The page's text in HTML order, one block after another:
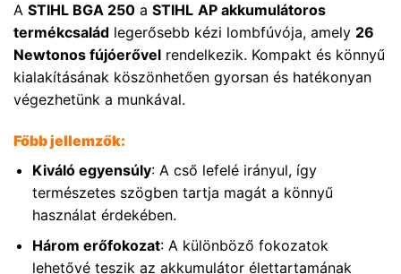
A STIHL BGA 250 a STIHL AP akkumulátoros
termékcsalád legerősebb kézi lombfúvója, amely 26
Newtonos fújóerővel rendelkezik. Kompakt és könnyű
kialakításának köszönhetően gyorsan és hatékonyan
végezhetünk a munkával.
Főbb jellemzők:
Kiváló egyensúly: A cső lefelé irányul, így
természetes szögben tartja magát a könnyű
használat érdekében.
Három erőfokozat: A különböző fokozatok
lehetővé teszik az akkumulátor élettartamának